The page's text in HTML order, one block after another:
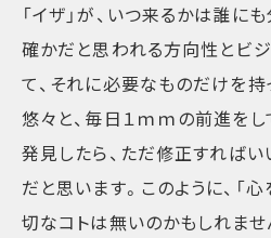
「イザ」が、いつ来るかは誰に
確かだと思われる方向性とビジ
て、それに必要なものだけを持
悠々と、毎日１ｍｍの前進をし
発見したら、ただ修正すればい
だと思います。このように、「
切なコトは無いのかもしれませ